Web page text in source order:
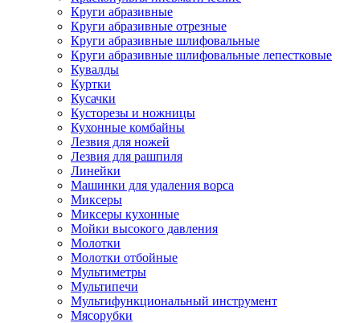
Круги абразивные
Круги абразивные отрезные
Круги абразивные шлифовальные
Круги абразивные шлифовальные лепестковые
Кувалды
Куртки
Кусачки
Кусторезы и ножницы
Кухонные комбайны
Лезвия для ножей
Лезвия для рашпиля
Линейки
Машинки для удаления ворса
Миксеры
Миксеры кухонные
Мойки высокого давления
Молотки
Молотки отбойные
Мультиметры
Мультипечи
Мультифункциональный инструмент
Мясорубки